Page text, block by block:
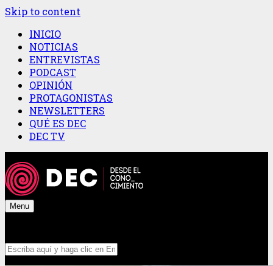
Skip to content
INICIO
NOTICIAS
ENTREVISTAS
PODCAST
OPINIÓN
PROTAGONISTAS
NEWSLETTERS
QUÉ ES DEC
DEC TV
Menu